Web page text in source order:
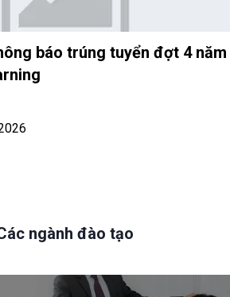
báo trúng tuyển đợt 4 năm
ngành đào tạo